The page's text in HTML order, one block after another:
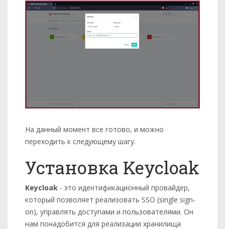
На данный момент все готово, и можно
переходить к следующему шагу.
Установка Keycloak
Keycloak - это идентификационный провайдер,
который позволяет реализовать SSO (single sign-
on), управлять доступами и пользователями. Он
нам понадобится для реализации хранилища